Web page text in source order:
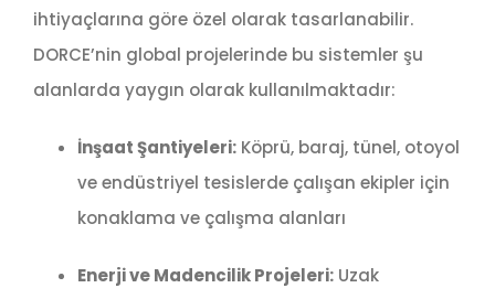
ihtiyaçlarına göre özel olarak tasarlanabilir.
DORCE’nin global projelerinde bu sistemler şu
alanlarda yaygın olarak kullanılmaktadır:
İnşaat Şantiyeleri:Köprü, baraj, tünel, otoyol
ve endüstriyel tesislerde çalışan ekipler için
konaklama ve çalışma alanları
Enerji ve Madencilik Projeleri:Uzak